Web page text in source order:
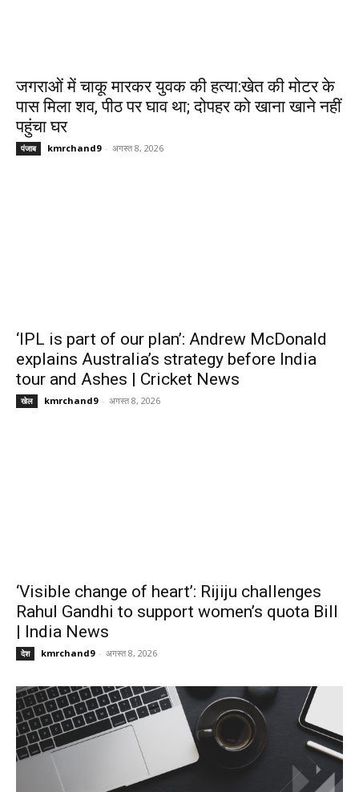
जगराओं में चाकू मारकर युवक की हत्या:खेत की मोटर के
पास मिला शव, पीठ पर घाव था; दोपहर को खाना खाने नहीं
पहुंचा घर
पंजाब kmrchand9 - अगस्त 8, 2026
‘IPL is part of our plan’: Andrew McDonald
explains Australia’s strategy before India
tour and Ashes | Cricket News
खेल kmrchand9 - अगस्त 8, 2026
‘Visible change of heart’: Rijiju challenges
Rahul Gandhi to support women’s quota Bill
| India News
देश kmrchand9 - अगस्त 8, 2026